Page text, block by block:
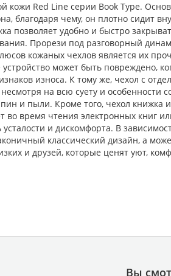
кожи Red Line серии Book Type.
благодаря чему, он плотно сидит
позволяет удобно и быстро
Прорези под разговорный
кожаных чехлов является их
может быть повреждено,
износа. К тому же, чехол с
на всю суету и
и пыли. Кроме того, чехол книжка
время чтения электронных книг
и дискомфорта. В
классический дизайн, а
и друзей, которые ценят уют,
Вы